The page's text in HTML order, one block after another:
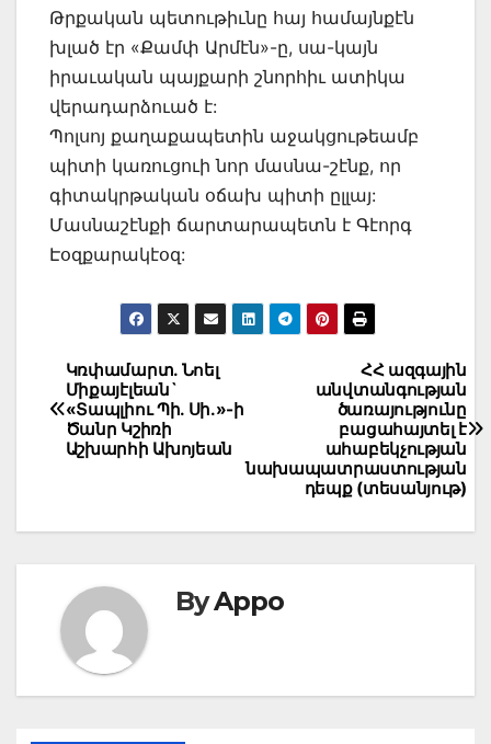
Թրքական պետութիւնը հայ համայնքէն
խլած էր «Քամփ Արմէն»-ը, սա-կայն
իրաւական պայքարի շնորհիւ ատիկա
վերադարձուած է:
Պոլսոյ քաղաքապետին աջակցութեամբ
պիտի կառուցուի նոր մասնա-շէնք, որ
գիտակրթական օճախ պիտի ըլլայ:
Մասնաշէնքի ճարտարապետն է Գէորգ
Էօզքարակէօզ:
Post
navigation
ՀՀ ազգային
անվտանգության
ծառայությունը
բացահայտել է
ահաբեկչության
նախապատրաստության
դեպք (տեսանյութ)
Կռփամարտ. Նոել
Միքայէլեան`
«Տապլիու Պի. Սի.»-ի
Ծանր Կշիռի
Աշխարհի Ախոյեան
ByAppo